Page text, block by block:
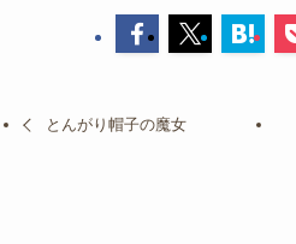
とんがり帽子の魔女